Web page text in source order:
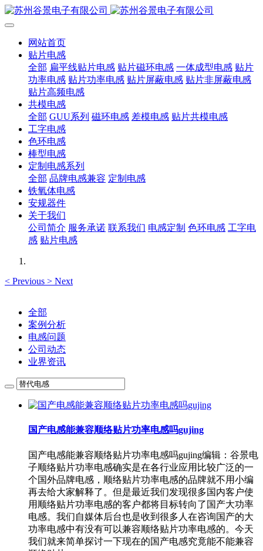
网站首页
贴片电感
全部 扁平线贴片电感 贴片磁环电感 一体成型电感 贴片
功率电感 贴片功率电感 贴片屏蔽电感 贴片非屏蔽电感
贴片高频电感
共模电感
全部 GUU系列 磁环电感 差模电感 贴片共模电感
工字电感
色环电感
棒型电感
定制电感系列
全部 品牌电感兼容 定制电感
铁氧体电感
安规器件
关于我们
公司简介 服务承诺 联系我们 电感定制 色环电感 工字电
感 贴片电感
< Previous > Next
全部
案例分析
电感问题
公司动态
业界资讯
国产电感能兼容顺络贴片功率电感吗gujing
国产电感能兼容顺络贴片功率电感吗gujing编辑：谷景电
子顺络贴片功率电感确实是在各行业应用比较广泛的一
个国外品牌电感，顺络贴片功率电感的品牌就不用小编
再去给大家解释了。但是最近我们发现很多国内客户使
用顺络贴片功率电感的客户都将目标转向了国产大功率
电感。我们自媒体后台也是收到很多人在咨询国产的大
功率电感中有没有可以兼容顺络贴片功率电感的。今天
我们就来简单探讨一下现在的国产电感究竟能不能兼容